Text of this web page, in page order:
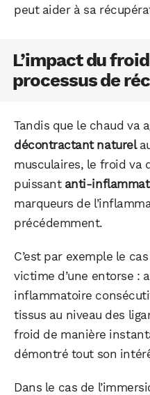
peut aider à sa
L’impact du
processus de
Tandis que le chaud va
décontractant naturel
musculaires, le froid va
puissant anti-
marqueurs de
précédemment.
C’est par exemple le
victime d’une entorse :
inflammatoire
tissus au niveau des
froid de manière
démontré tout son
Dans le cas de
WhatsApp
Facebook